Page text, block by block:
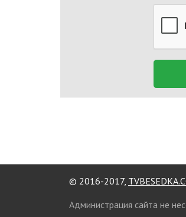
© 2016-2017,
Администрация сайта не